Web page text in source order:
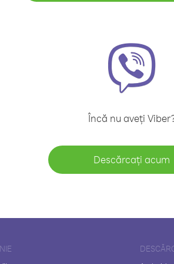
Încă nu aveți
Descărcați acum